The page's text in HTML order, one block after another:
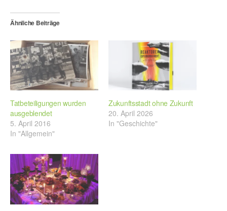
Ähnliche Beiträge
Tatbeteiligungen wurden
ausgeblendet
5. April 2016
In "Allgemein"
Zukunftsstadt ohne Zukunft
20. April 2026
In "Geschichte"